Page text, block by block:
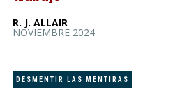
R. J. ALLAIR -
NOVIEMBRE 2024
DESMENTIR LAS MENTIRAS